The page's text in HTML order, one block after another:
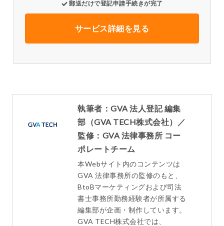
郵送だけで登記申請手続きが完了
サービス詳細を見る
執筆者：GVA 法人登記 編集
部（GVA TECH株式会社）／
監修：GVA 法律事務所 コー
ポレートチーム
本Webサイト内のコンテンツは
GVA 法律事務所の監修のもと、
BtoBマーケティングおよび司法
書士事務所勤務経験者が所属する
編集部が企画・制作しています。
GVA TECH株式会社では、